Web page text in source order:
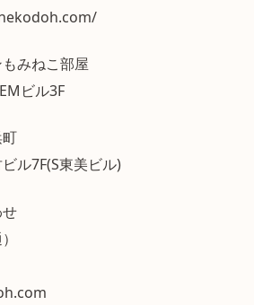
みねこ部屋
ビル3F
ル7F(S東美ビル)